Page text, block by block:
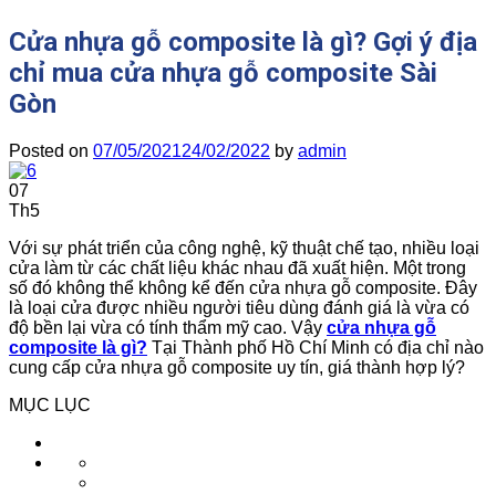
Cửa nhựa gỗ composite là gì? Gợi ý địa
chỉ mua cửa nhựa gỗ composite Sài
Gòn
Posted on 07/05/202124/02/2022 by admin
07
Th5
Với sự phát triển của công nghệ, kỹ thuật chế tạo, nhiều loại
cửa làm từ các chất liệu khác nhau đã xuất hiện. Một trong
số đó không thể không kể đến cửa nhựa gỗ composite. Đây
là loại cửa được nhiều người tiêu dùng đánh giá là vừa có
độ bền lại vừa có tính thẩm mỹ cao. Vậy cửa nhựa gỗ
composite là gì? Tại Thành phố Hồ Chí Minh có địa chỉ nào
cung cấp cửa nhựa gỗ composite uy tín, giá thành hợp lý?
MỤC LỤC